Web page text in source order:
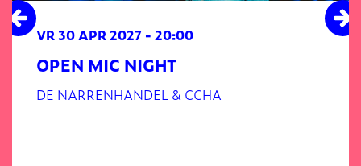
OPEN MIC NIGHT
DE NARRENHANDEL & CCHA
VR 30 APR 2027 - 20:00